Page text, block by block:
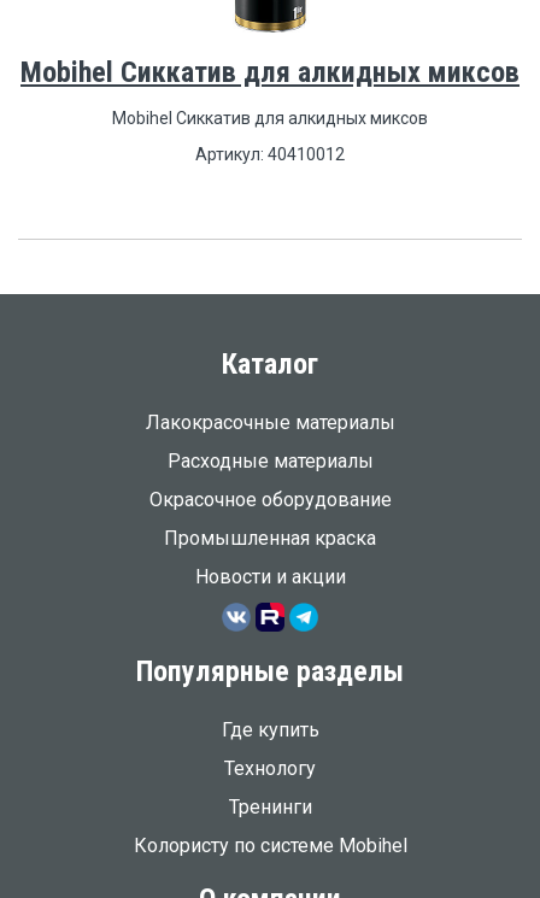
Mobihel Сиккатив для алкидных миксов
Mobihel Сиккатив для алкидных миксов
Артикул: 40410012
Каталог
Лакокрасочные материалы
Расходные материалы
Окрасочное оборудование
Промышленная краска
Новости и акции
Популярные разделы
Где купить
Технологу
Тренинги
Колористу по системе Mobihel